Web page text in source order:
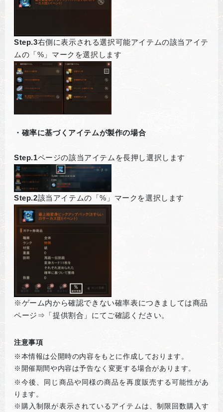
Step.3右側に表示される選択可能アイテムの該当アイテ
ムの「%」マークを選択します
・確率に基づくアイテムが製作の場合
Step.1ページの該当アイテムを長押し選択します
Step.2該当アイテムの「%」マークを選択します
※ゲーム内から確認できない確率表につきましては商品
ページ⇒「提供割合」にてご確認ください。
注意事項
※本情報は公開時の内容をもとに作成しております。
※開催期間や内容は予告なく変更する場合があります。
※今後、同じ商品や同様の商品を再度販売する可能性があ
ります。
※購入制限が表示されているアイテムは、制限回数購入す